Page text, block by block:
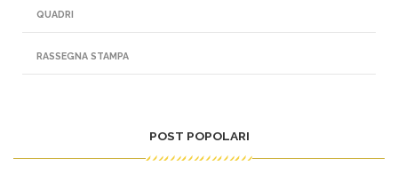
QUADRI
RASSEGNA STAMPA
POST POPOLARI